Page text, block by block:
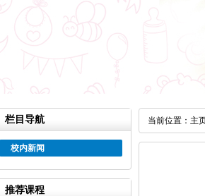
栏目导航
校内新闻
推荐课程
当前位置： 主